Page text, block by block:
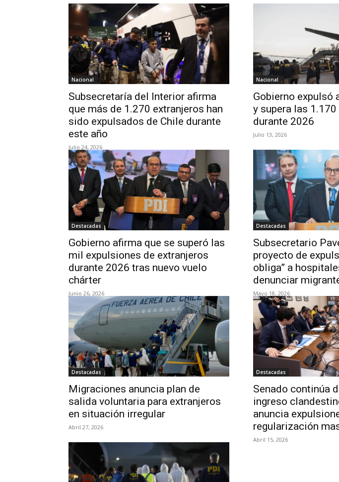
Nacional
Subsecretaría del Interior afirma
que más de 1.270 extranjeros han
sido expulsados de Chile durante
este año
Julio 24, 2026
Nacional
Gobierno expulsó
y supera las
durante 2026
Julio 13, 2026
Destacadas
Gobierno afirma que se superó las
mil expulsiones de extranjeros
durante 2026 tras nuevo vuelo
chárter
Junio 26, 2026
Destacadas
Subsecretario
proyecto de
obliga” a
denunciar
Mayo 18, 2026
Destacadas
Migraciones anuncia plan de
salida voluntaria para extranjeros
en situación irregular
Abril 27, 2026
Destacadas
Senado continúa
ingreso
anuncia
regularización
Abril 15, 2026